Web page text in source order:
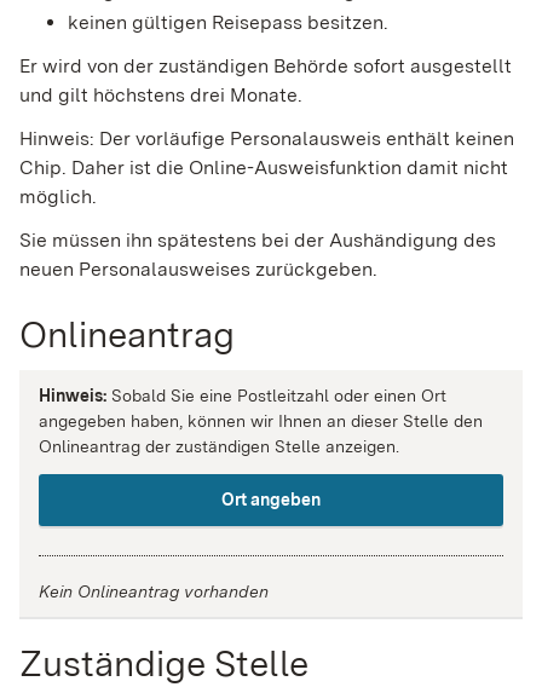
keinen gültigen Reisepass besitzen.
Er wird von der zuständigen Behörde sofort ausgestellt
und gilt höchstens drei Monate.
Hinweis: Der vorläufige Personalausweis enthält keinen
Chip. Daher ist die Online-Ausweisfunktion damit nicht
möglich.
Sie müssen ihn spätestens bei der Aushändigung des
neuen Personalausweises zurückgeben.
Onlineantrag
Hinweis: Sobald Sie eine Postleitzahl oder einen Ort
angegeben haben, können wir Ihnen an dieser Stelle den
Onlineantrag der zuständigen Stelle anzeigen.
Ort angeben
Kein Onlineantrag vorhanden
Zuständige Stelle